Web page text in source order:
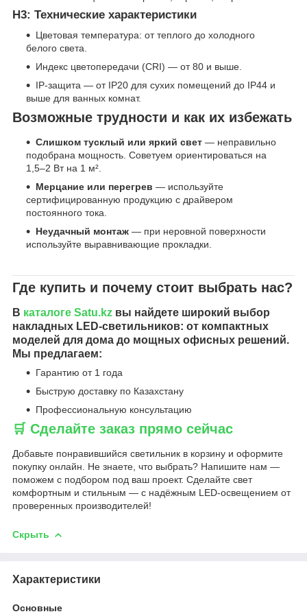
H3: Технические характеристики
Цветовая температура: от теплого до холодного
белого света.
Индекс цветопередачи (CRI) — от 80 и выше.
IP-защита — от IP20 для сухих помещений до IP44 и
выше для ванных комнат.
Возможные трудности и как их избежать
Слишком тусклый или яркий свет — неправильно
подобрана мощность. Советуем ориентироваться на
1,5–2 Вт на 1 м².
Мерцание или перегрев — используйте
сертифицированную продукцию с драйвером
постоянного тока.
Неудачный монтаж — при неровной поверхности
используйте выравнивающие прокладки.
Где купить и почему стоит выбрать нас?
В каталоге Satu.kz вы найдете широкий выбор
накладных LED-светильников: от компактных
моделей для дома до мощных офисных решений.
Мы предлагаем:
Гарантию от 1 года
Быструю доставку по Казахстану
Профессиональную консультацию
🛒 Сделайте заказ прямо сейчас
Добавьте понравившийся светильник в корзину и оформите
покупку онлайн. Не знаете, что выбрать? Напишите нам —
поможем с подбором под ваш проект. Сделайте свет
комфортным и стильным — с надёжным LED-освещением от
проверенных производителей!
Скрыть
Характеристики
Основные